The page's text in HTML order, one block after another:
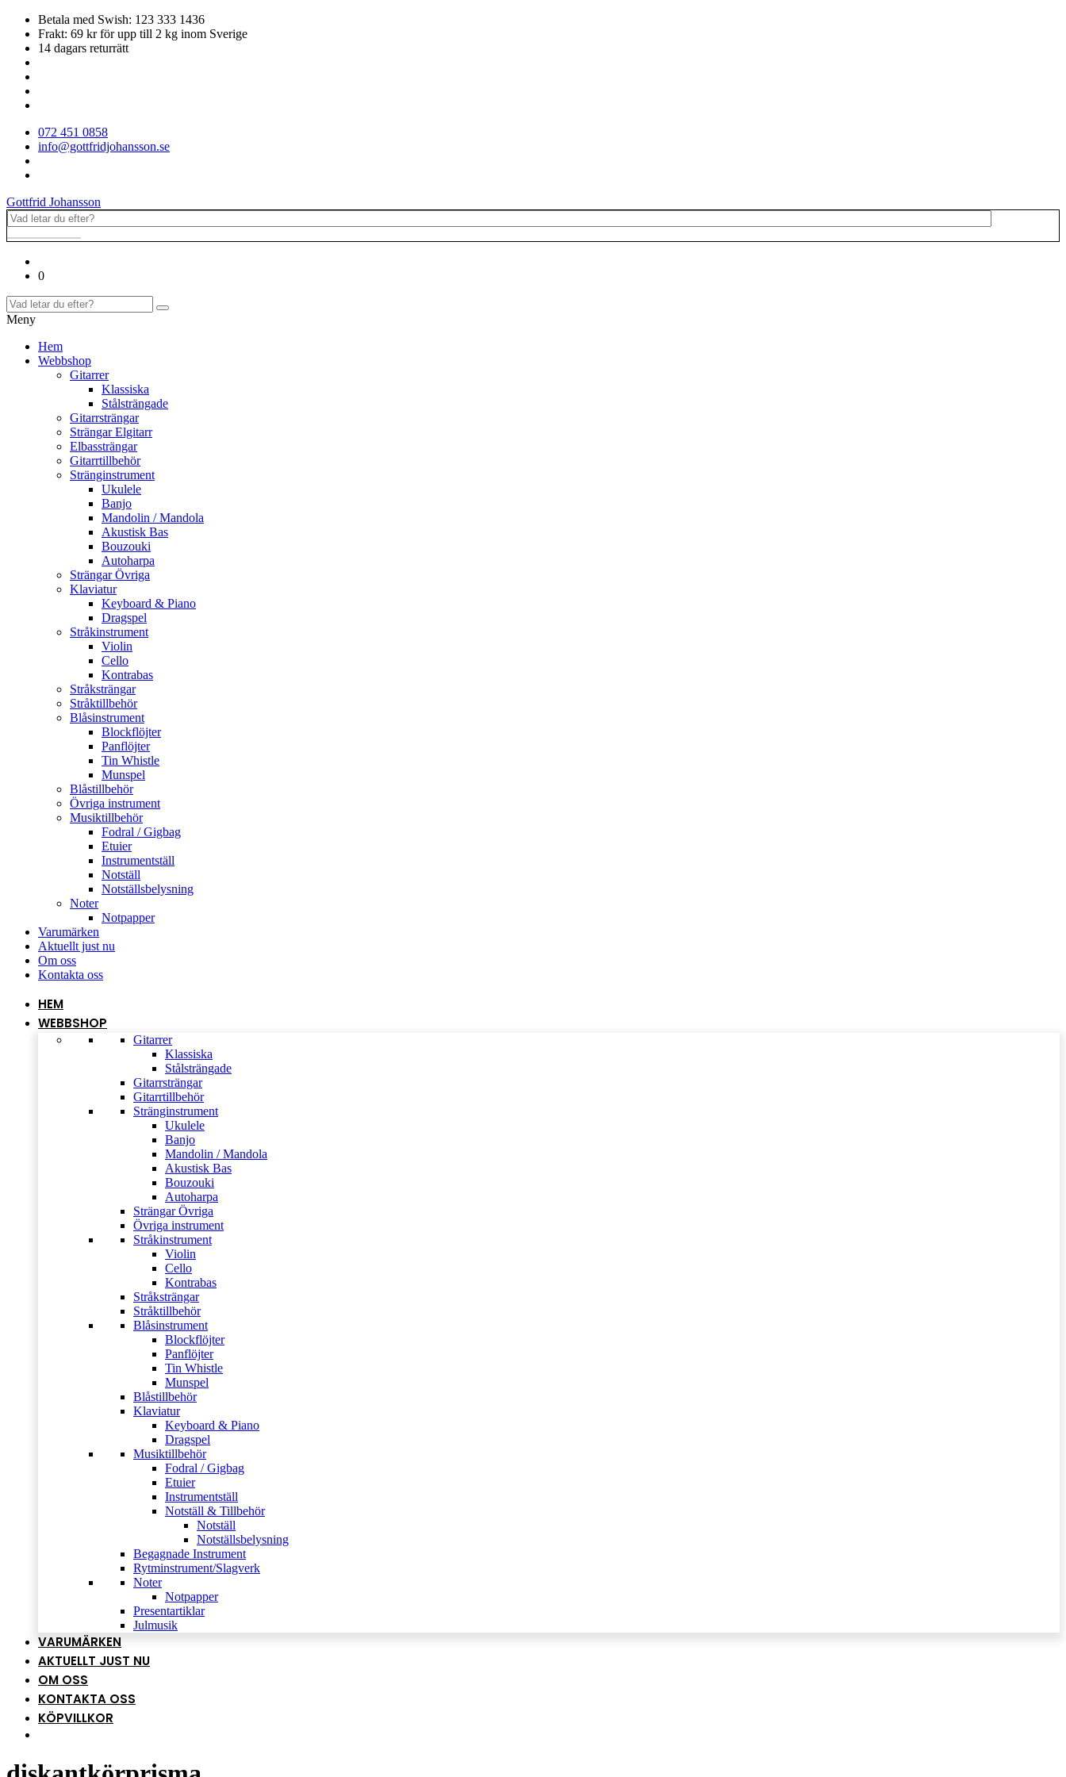
Betala med Swish: 123 333 1436
Frakt: 69 kr för upp till 2 kg inom Sverige
14 dagars returrätt
072 451 0858
info@gottfridjohansson.se
Gottfrid Johansson
0
Meny
Hem
Webbshop
Gitarrer
Klassiska
Stålsträngade
Gitarrsträngar
Strängar Elgitarr
Elbassträngar
Gitarrtillbehör
Stränginstrument
Ukulele
Banjo
Mandolin / Mandola
Akustisk Bas
Bouzouki
Autoharpa
Strängar Övriga
Klaviatur
Keyboard & Piano
Dragspel
Stråkinstrument
Violin
Cello
Kontrabas
Stråksträngar
Stråktillbehör
Blåsinstrument
Blockflöjter
Panflöjter
Tin Whistle
Munspel
Blåstillbehör
Övriga instrument
Musiktillbehör
Fodral / Gigbag
Etuier
Instrumentställ
Notställ
Notställsbelysning
Noter
Notpapper
Varumärken
Aktuellt just nu
Om oss
Kontakta oss
HEM
WEBBSHOP
Gitarrer
Klassiska
Stålsträngade
Gitarrsträngar
Gitarrtillbehör
Stränginstrument
Ukulele
Banjo
Mandolin / Mandola
Akustisk Bas
Bouzouki
Autoharpa
Strängar Övriga
Övriga instrument
Stråkinstrument
Violin
Cello
Kontrabas
Stråksträngar
Stråktillbehör
Blåsinstrument
Blockflöjter
Panflöjter
Tin Whistle
Munspel
Blåstillbehör
Klaviatur
Keyboard & Piano
Dragspel
Musiktillbehör
Fodral / Gigbag
Etuier
Instrumentställ
Notställ & Tillbehör
Notställ
Notställsbelysning
Begagnade Instrument
Rytminstrument/Slagverk
Noter
Notpapper
Presentartiklar
Julmusik
VARUMÄRKEN
AKTUELLT JUST NU
OM OSS
KONTAKTA OSS
KÖPVILLKOR